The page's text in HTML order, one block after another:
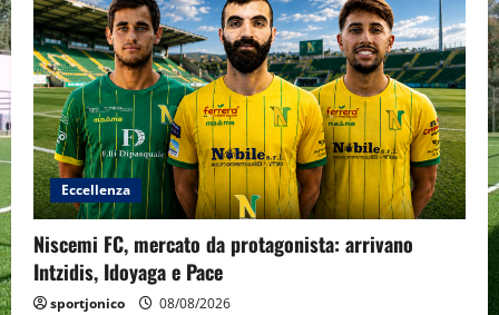
Eccellenza
Niscemi FC, mercato da protagonista: arrivano
Intzidis, Idoyaga e Pace
sportjonico 08/08/2026